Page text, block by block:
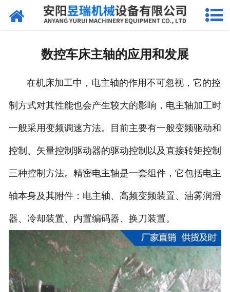
网站首页
联系我们
数控车床主轴的应用和发展
在机床加工中，电主轴的作用不可忽视，它的控
制方式对其性能也会产生较大的影响，电主轴加工时
一般采用变频调速方法。目前主要有一般变频驱动和
控制、矢量控制驱动器的驱动控制以及直接转矩控制
三种控制方法。精密电主轴是一套组件，它包括电主
轴本身及其附件：电主轴、高频变频装置、油雾润滑
器、冷却装置、内置编码器、换刀装置。